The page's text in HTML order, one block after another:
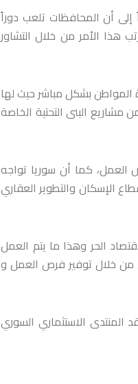
أن المحافظات تلعب دوراً
هذا الأمر من خلال التشاور
بشكل مباشر حيث لها
مشاريع البنى التحتية الخاصة
العمل، كما أن سوريا تواجه
الإسكان والتطوير العقاري
الحر وهذا ما يتم العمل
من خلال توفير فرص العمل و
مع مختلف الدول حيث تم في 24 تموز الماضي عقد المنتدى الاستثماري السوري